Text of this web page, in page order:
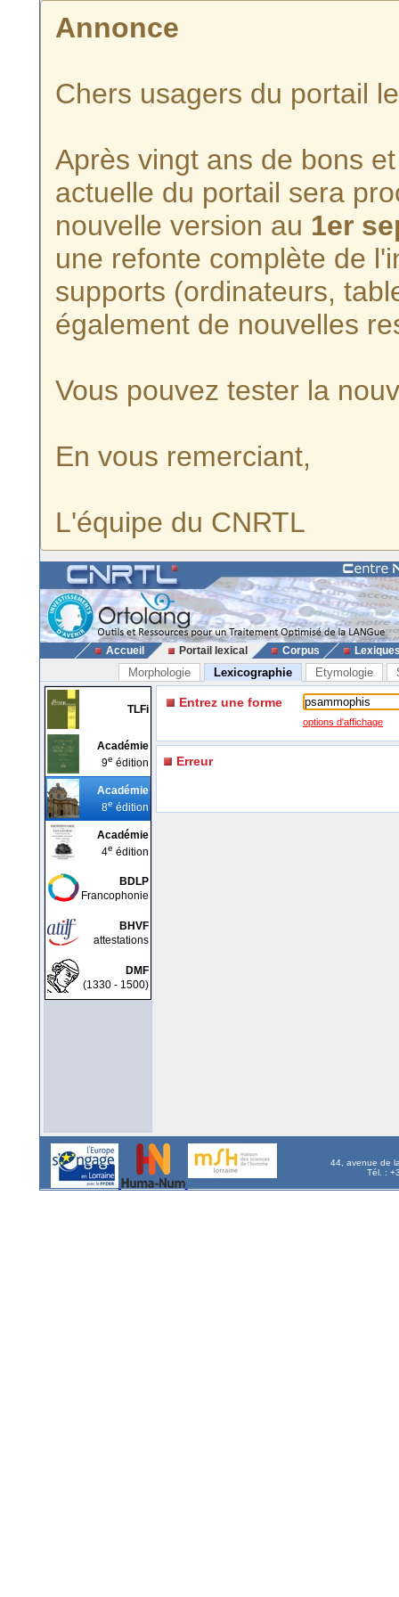
Annonce
Chers usagers du portail
Après vingt ans de bons
actuelle du portail sera
nouvelle version au 1er
une refonte complète de
supports (ordinateurs,
également de nouvelles
Vous pouvez tester la
En vous remerciant,
L'équipe du CNRTL
Accueil Portail lexical Corpus
Morphologie Lexicographie Etymologie
TLFi
Académie
9e édition
Académie
8e édition
Académie
4e édition
BDLP
Francophonie
BHVF
attestations
DMF
(1330 - 1500)
Entrez une forme
options d'affichage
Erreur
44, avenue de
Tél. :